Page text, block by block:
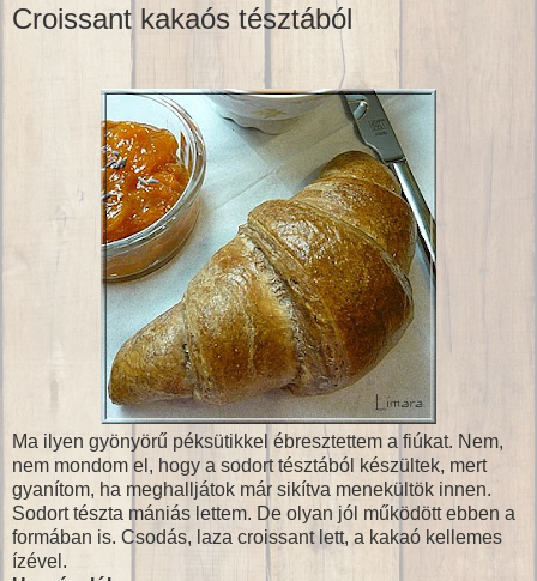
Croissant kakaós tésztából
Ma ilyen gyönyörű péksütikkel ébresztettem a fiúkat. Nem,
nem mondom el, hogy a sodort tésztából készültek, mert
gyanítom, ha meghalljátok már sikítva menekültök innen.
Sodort tészta mániás lettem. De olyan jól működött ebben a
formában is. Csodás, laza croissant lett, a kakaó kellemes
ízével.